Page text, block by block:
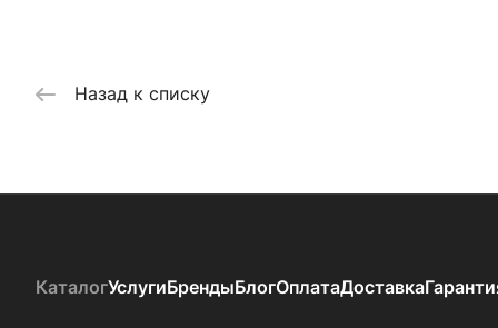
Назад к списку
КаталогУслугиБрендыБлогОплатаДоставка